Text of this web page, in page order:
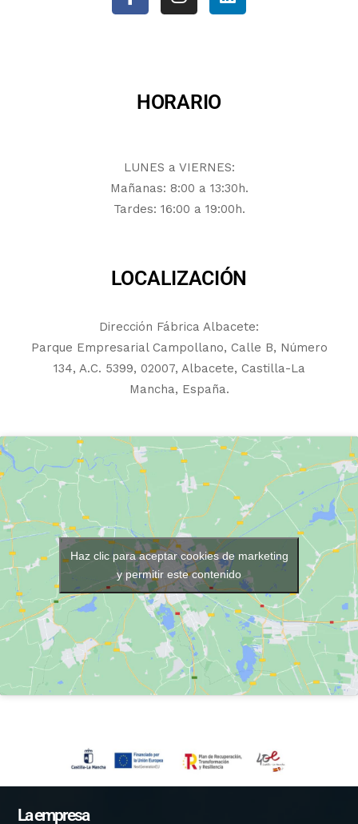
HORARIO
LUNES a VIERNES:
Mañanas: 8:00 a 13:30h.
Tardes: 16:00 a 19:00h.
LOCALIZACIÓN
Dirección Fábrica Albacete:
Parque Empresarial Campollano, Calle B, Número
134, A.C. 5399, 02007, Albacete, Castilla-La
Mancha, España.
Haz clic para aceptar cookies de marketing
y permitir este contenido
La empresa